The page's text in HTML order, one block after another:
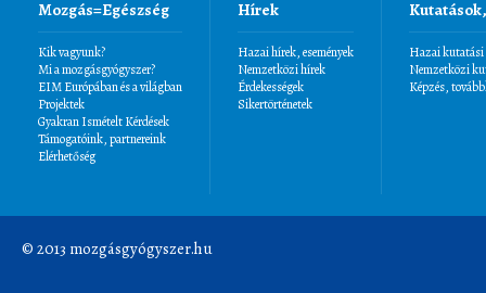
Mozgás=Egészség
Kik vagyunk?
Mi a mozgásgyógyszer?
EIM Európában és a világban
Projektek
Gyakran Ismételt Kérdések
Támogatóink, partnereink
Elérhetőség
Hírek
Hazai hírek, események
Nemzetközi hírek
Érdekességek
Sikertörténetek
Hazai kutatási
Nemzetközi
Képzés,
© 2013 mozgásgyógyszer.hu